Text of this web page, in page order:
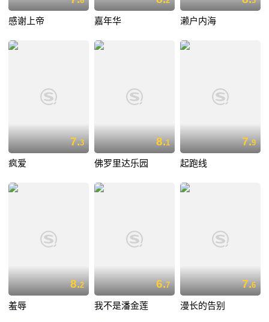
感谢上帝 嘉年华 濑户内海
7.3
疯爱
8.1
佛罗里达乐园
7.9
起跑线
8.2
羞辱
6.7
我不是潘金莲
7.6
漫长的告别